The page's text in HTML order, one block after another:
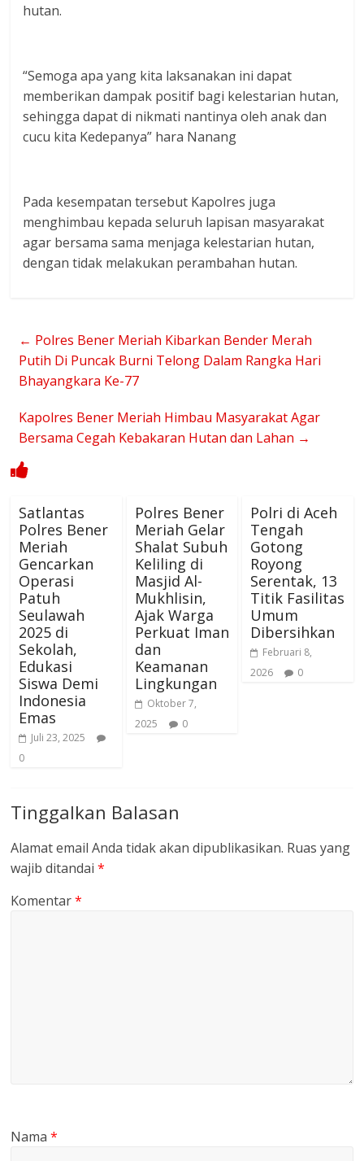
hutan.
“Semoga apa yang kita laksanakan ini dapat
memberikan dampak positif bagi kelestarian hutan,
sehingga dapat di nikmati nantinya oleh anak dan
cucu kita Kedepanya” hara Nanang
Pada kesempatan tersebut Kapolres juga
menghimbau kepada seluruh lapisan masyarakat
agar bersama sama menjaga kelestarian hutan,
dengan tidak melakukan perambahan hutan.
← Polres Bener Meriah Kibarkan Bender Merah
Putih Di Puncak Burni Telong Dalam Rangka Hari
Bhayangkara Ke-77
Kapolres Bener Meriah Himbau Masyarakat Agar
Bersama Cegah Kebakaran Hutan dan Lahan →
Satlantas
Polres Bener
Meriah
Gencarkan
Operasi
Patuh
Seulawah
2025 di
Sekolah,
Edukasi
Siswa Demi
Indonesia
Emas
Juli 23, 2025
0
Polres Bener
Meriah Gelar
Shalat Subuh
Keliling di
Masjid Al-
Mukhlisin,
Ajak Warga
Perkuat Iman
dan
Keamanan
Lingkungan
Oktober 7,
2025
0
Polri di Aceh
Tengah
Gotong
Royong
Serentak, 13
Titik Fasilitas
Umum
Dibersihkan
Februari 8,
2026
0
Tinggalkan Balasan
Alamat email Anda tidak akan dipublikasikan. Ruas yang
wajib ditandai*
Komentar*
Nama*